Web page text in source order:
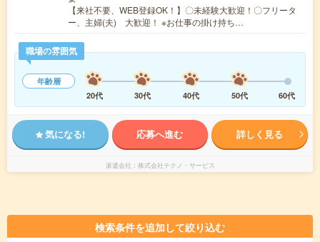
【来社不要、WEB登録OK！】〇未経験大歓迎！〇フリータ
ー、主婦(夫) 大歓迎！ ※お仕事の掛け持ち…
職場の雰囲気
年齢層
20代
30代 40代 50代 60代
気になる! 応募へ進む 詳しく見る
派遣会社 株式会社テクノ・サービス
検索条件を追加して絞り込む